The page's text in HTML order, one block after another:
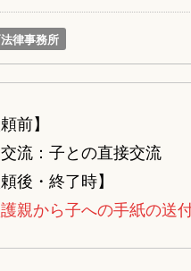
律事務所
前】
流：子との直接交流
頼後・終了時】
親から子への手紙の送